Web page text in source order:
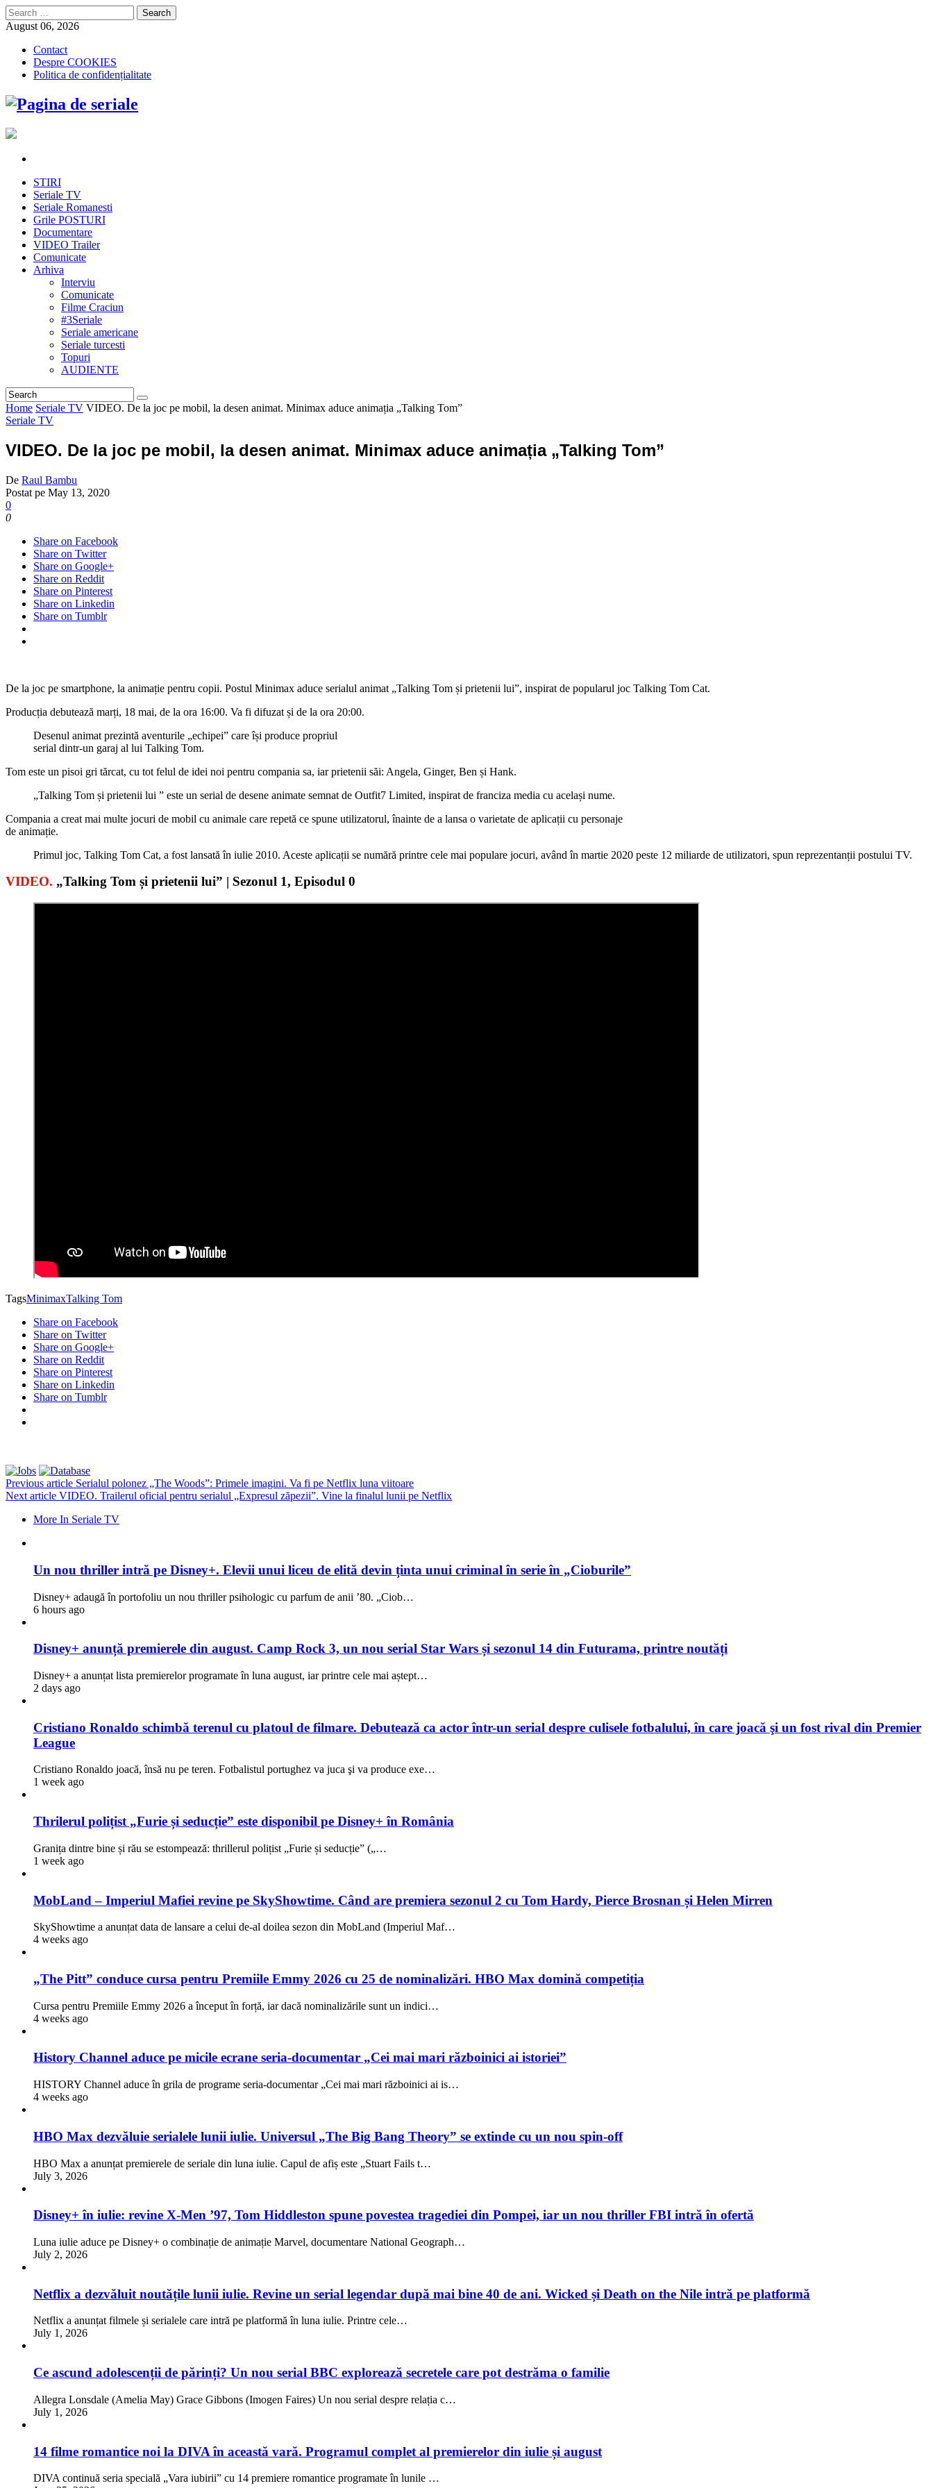
Search
for:
August 06, 2026
Contact
Despre COOKIES
Politica de confidențialitate
STIRI
Seriale TV
Seriale Romanesti
Grile POSTURI
Documentare
VIDEO Trailer
Comunicate
Arhiva
Interviu
Comunicate
Filme Craciun
#3Seriale
Seriale americane
Seriale turcesti
Topuri
AUDIENTE
Home Seriale TV VIDEO. De la joc pe mobil, la desen animat. Minimax aduce animația „Talking Tom”
Seriale TV
VIDEO. De la joc pe mobil, la desen animat. Minimax aduce animația „Talking Tom”
De Raul Bambu
Postat pe May 13, 2020
0
0
Share on Facebook
Share on Twitter
Share on Google+
Share on Reddit
Share on Pinterest
Share on Linkedin
Share on Tumblr
De la joc pe smartphone, la animație pentru copii. Postul Minimax aduce serialul animat „Talking Tom și prietenii lui”, inspirat de popularul joc Talking Tom Cat.
Producția debutează marți, 18 mai, de la ora 16:00. Va fi difuzat și de la ora 20:00.
Desenul animat prezintă aventurile „echipei” care își produce propriul
serial dintr-un garaj al lui Talking Tom.
Tom este un pisoi gri tărcat, cu tot felul de idei noi pentru compania sa, iar prietenii săi: Angela, Ginger, Ben și Hank.
„Talking Tom și prietenii lui ” este un serial de desene animate semnat de Outfit7 Limited, inspirat de franciza media cu același nume.
Compania a creat mai multe jocuri de mobil cu animale care repetă ce spune utilizatorul, înainte de a lansa o varietate de aplicații cu personaje
de animație.
Primul joc, Talking Tom Cat, a fost lansată în iulie 2010. Aceste aplicații se numără printre cele mai populare jocuri, având în martie 2020 peste 12 miliarde de utilizatori, spun reprezentanții postului TV.
VIDEO. „Talking Tom și prietenii lui” | Sezonul 1, Episodul 0
TagsMinimaxTalking Tom
Share on Facebook
Share on Twitter
Share on Google+
Share on Reddit
Share on Pinterest
Share on Linkedin
Share on Tumblr
Previous article Serialul polonez „The Woods”: Primele imagini. Va fi pe Netflix luna viitoare
Next article VIDEO. Trailerul oficial pentru serialul „Expresul zăpezii”. Vine la finalul lunii pe Netflix
More In Seriale TV
Un nou thriller intră pe Disney+. Elevii unui liceu de elită devin ținta unui criminal în serie în „Cioburile”
Disney+ adaugă în portofoliu un nou thriller psihologic cu parfum de anii ’80. „Ciob…
6 hours ago
Disney+ anunță premierele din august. Camp Rock 3, un nou serial Star Wars și sezonul 14 din Futurama, printre noutăți
Disney+ a anunțat lista premierelor programate în luna august, iar printre cele mai aștept…
2 days ago
Cristiano Ronaldo schimbă terenul cu platoul de filmare. Debutează ca actor într-un serial despre culisele fotbalului, în care joacă şi un fost rival din Premier
League
Cristiano Ronaldo joacă, însă nu pe teren. Fotbalistul portughez va juca şi va produce exe…
1 week ago
Thrilerul polițist „Furie și seducție” este disponibil pe Disney+ în România
Granița dintre bine și rău se estompează: thrillerul polițist „Furie și seducție” („…
1 week ago
MobLand – Imperiul Mafiei revine pe SkyShowtime. Când are premiera sezonul 2 cu Tom Hardy, Pierce Brosnan și Helen Mirren
SkyShowtime a anunțat data de lansare a celui de-al doilea sezon din MobLand (Imperiul Maf…
4 weeks ago
„The Pitt” conduce cursa pentru Premiile Emmy 2026 cu 25 de nominalizări. HBO Max domină competiția
Cursa pentru Premiile Emmy 2026 a început în forță, iar dacă nominalizările sunt un indici…
4 weeks ago
History Channel aduce pe micile ecrane seria-documentar „Cei mai mari războinici ai istoriei”
HISTORY Channel aduce în grila de programe seria-documentar „Cei mai mari războinici ai is…
4 weeks ago
HBO Max dezvăluie serialele lunii iulie. Universul „The Big Bang Theory” se extinde cu un nou spin-off
HBO Max a anunțat premierele de seriale din luna iulie. Capul de afiș este „Stuart Fails t…
July 3, 2026
Disney+ în iulie: revine X-Men ’97, Tom Hiddleston spune povestea tragediei din Pompei, iar un nou thriller FBI intră în ofertă
Luna iulie aduce pe Disney+ o combinație de animație Marvel, documentare National Geograph…
July 2, 2026
Netflix a dezvăluit noutățile lunii iulie. Revine un serial legendar după mai bine 40 de ani. Wicked și Death on the Nile intră pe platformă
Netflix a anunțat filmele și serialele care intră pe platformă în luna iulie. Printre cele…
July 1, 2026
Ce ascund adolescenții de părinți? Un nou serial BBC explorează secretele care pot destrăma o familie
Allegra Lonsdale (Amelia May) Grace Gibbons (Imogen Faires) Un nou serial despre relația c…
July 1, 2026
14 filme romantice noi la DIVA în această vară. Programul complet al premierelor din iulie și august
DIVA continuă seria specială „Vara iubirii” cu 14 premiere romantice programate în lunile …